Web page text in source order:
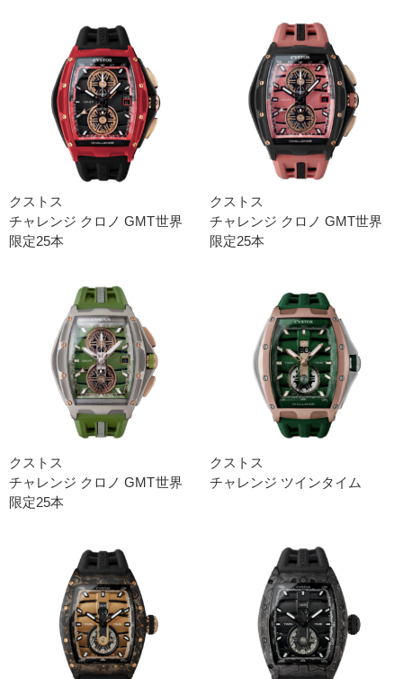
クストス
チャレンジ クロノ GMT世界
限定25本
クストス
チャレンジ クロノ GMT世界
限定25本
クストス
チャレンジ クロノ GMT世界
限定25本
クストス
チャレンジ ツインタイム